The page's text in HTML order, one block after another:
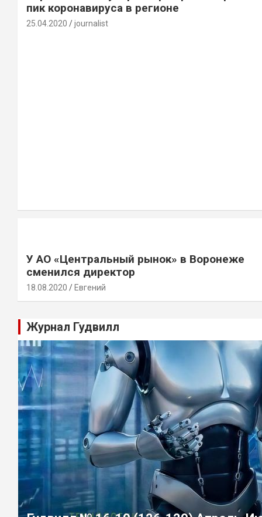
пик коронавируса в регионе
25.04.2020 journalist
У АО «Центральный рынок» в Воронеже
сменился директор
18.08.2020 Евгений
Журнал Гудвилл